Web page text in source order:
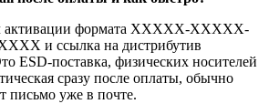
активации формата XXXXX-XXXXX-
и ссылка на дистрибутив
ESD-поставка, физических носителей
сразу после оплаты, обычно
письмо уже в почте.